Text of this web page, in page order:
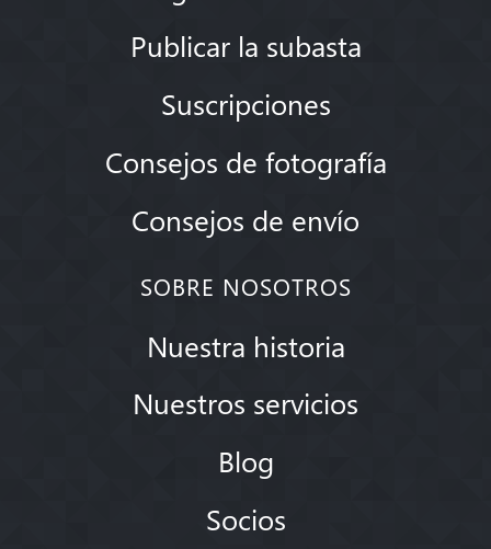
Publicar la subasta
Suscripciones
Consejos de fotografía
Consejos de envío
SOBRE NOSOTROS
Nuestra historia
Nuestros servicios
Blog
Socios